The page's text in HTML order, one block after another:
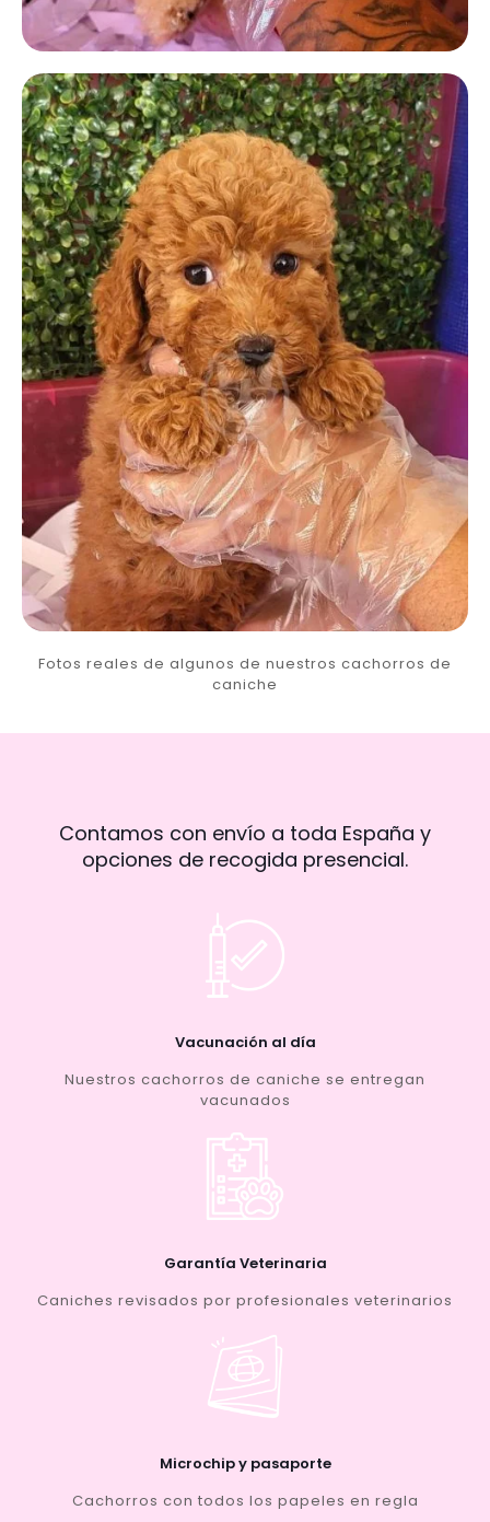
Fotos reales de algunos de nuestros cachorros de
caniche
Contamos con envío a toda España y
opciones de recogida presencial.
Vacunación al día
Nuestros cachorros de caniche se entregan
vacunados
Garantía Veterinaria
Caniches revisados por profesionales veterinarios
Microchip y pasaporte
Cachorros con todos los papeles en regla